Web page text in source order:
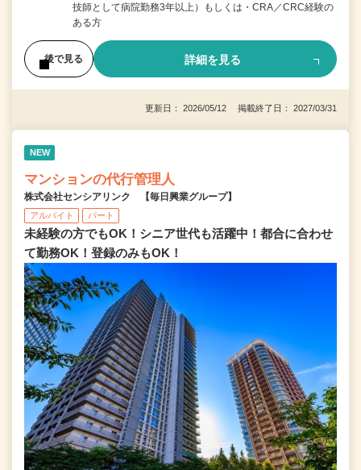
技師として病院勤務3年以上）もしくは・CRA／CRC経験の
ある方
後で見る 詳細を見る
更新日： 2026/05/12 掲載終了日： 2027/03/31
NEW
マンションの代行管理人
株式会社センシアリンク 【毎日興業グループ】
アルバイト パート
未経験の方でもOK！シニア世代も活躍中！都合に合わせ
て勤務OK！登録のみもOK！